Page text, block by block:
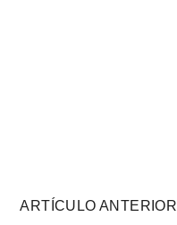
ARTÍCULO ANTERIOR